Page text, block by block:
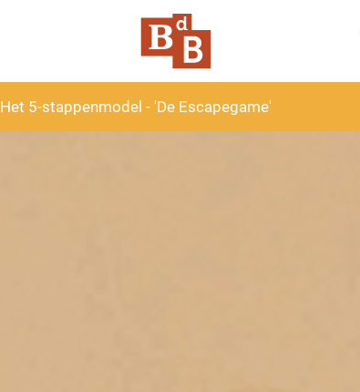
Het 5-stappenmodel - 'De Escapegame'